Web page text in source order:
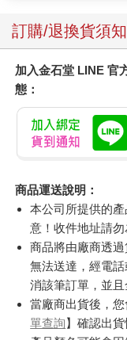
訂購/退換貨須知
加入金石堂 LINE 官
態：
商品運送說明：
本公司所提供的
意！收件地址請勿
商品將由廠商透
無法送達，經電
消該筆訂單，並且
當廠商出貨後，
單查詢】確認出貨